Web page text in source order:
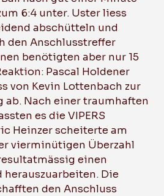
6:4 unter. Uster liess
abschütteln und
den Anschlusstreffer
benötigten aber nur 15
Pascal Holdener
von Kevin Lottenbach zur
ab. Nach einer traumhaften
es die VIPERS
Heinzer scheiterte am
vierminütigen Überzahl
einen
herauszuarbeiten. Die
den Anschluss